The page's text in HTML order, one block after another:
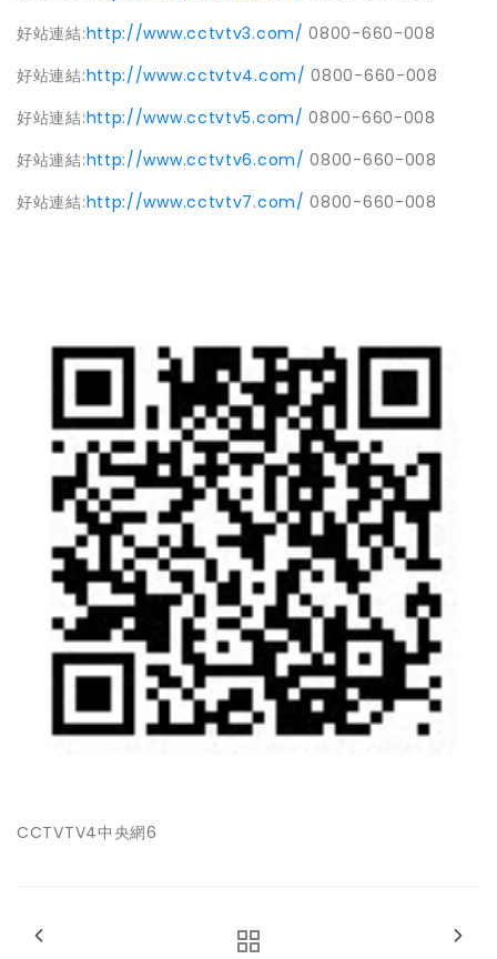
好站連結:http://www.cctvtv3.com/ 0800-660-008
好站連結:http://www.cctvtv4.com/ 0800-660-008
好站連結:http://www.cctvtv5.com/ 0800-660-008
好站連結:http://www.cctvtv6.com/ 0800-660-008
好站連結:http://www.cctvtv7.com/ 0800-660-008
CCTVTV4中央網6